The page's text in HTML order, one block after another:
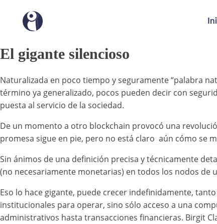
El gigante silencioso
Naturalizada en poco tiempo y seguramente “palabra
término ya generalizado, pocos pueden decir con
puesta al servicio de la sociedad.
De un momento a otro blockchain provocó una
promesa sigue en pie, pero no está claro aún cómo se
Sin ánimos de una definición precisa y técnicamente
(no necesariamente monetarias) en todos los nodos
Eso lo hace gigante, puede crecer indefinidamente,
institucionales para operar, sino sólo acceso a una
administrativos hasta transacciones financieras. Birgit